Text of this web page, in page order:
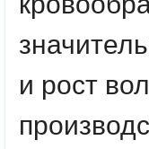
и рост